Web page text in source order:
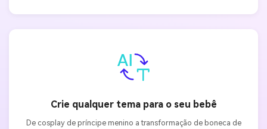
Crie qualquer tema para o seu bebê
De cosplay de príncipe menino a transformação de boneca de